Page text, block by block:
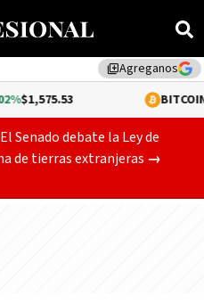
library_addAgreganos
-0.12%
Senado debate la Ley de
de tierras extranjeras →